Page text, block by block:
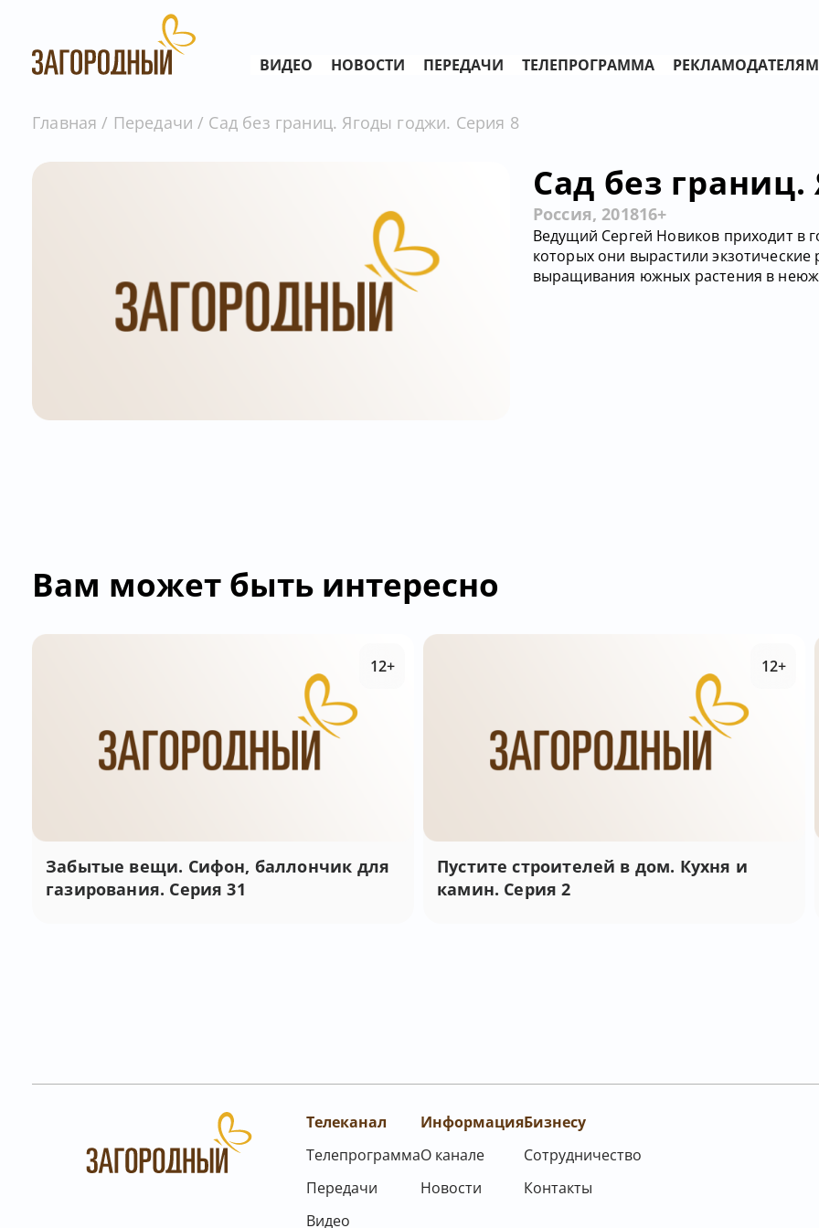
ВИДЕО НОВОСТИ ПЕРЕДАЧИ ТЕЛЕПРОГРАММА РЕКЛАМОДАТЕЛЯМ
Главная Передачи Сад без границ. Ягоды годжи. Серия 8
Сад без
Россия, 201816+
Ведущий Сергей Новиков приходит в
которых они вырастили экзотические
выращивания южных растения в
Вам может быть интересно
Забытые вещи. Сифон, баллончик для
газирования. Серия 31
12+
Пустите строителей в дом. Кухня и
камин. Серия 2
12+
Телеканал
Телепрограмма
Передачи
Видео
Информация
О канале
Новости
Бизнесу
Сотрудничество
Контакты